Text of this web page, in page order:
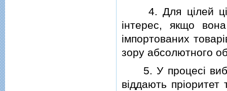
4. Для цiлей цiєї
iнтерес, якщо
iмпортованих
зору абсолютного
5. У процесi
вiддають прiоритет